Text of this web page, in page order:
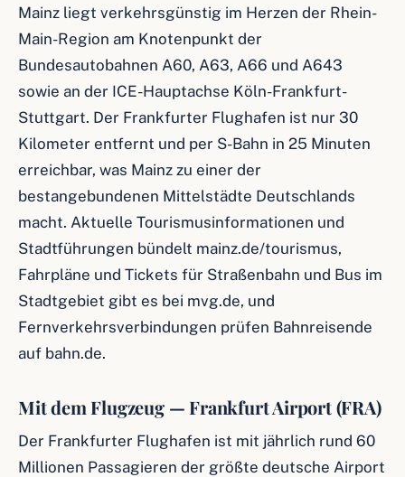
Mainz liegt verkehrsgünstig im Herzen der Rhein-
Main-Region am Knotenpunkt der
Bundesautobahnen A60, A63, A66 und A643
sowie an der ICE-Hauptachse Köln-Frankfurt-
Stuttgart. Der Frankfurter Flughafen ist nur 30
Kilometer entfernt und per S-Bahn in 25 Minuten
erreichbar, was Mainz zu einer der
bestangebundenen Mittelstädte Deutschlands
macht. Aktuelle Tourismusinformationen und
Stadtführungen bündelt mainz.de/tourismus,
Fahrpläne und Tickets für Straßenbahn und Bus im
Stadtgebiet gibt es bei mvg.de, und
Fernverkehrsverbindungen prüfen Bahnreisende
auf bahn.de.
Mit dem Flugzeug — Frankfurt Airport (FRA)
Der Frankfurter Flughafen ist mit jährlich rund 60
Millionen Passagieren der größte deutsche Airport